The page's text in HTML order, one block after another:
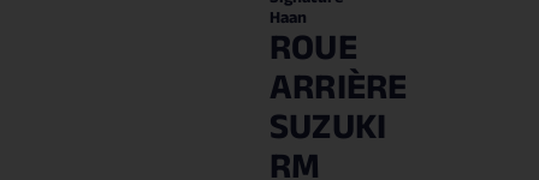
Haan
ROUE
ARRIÈRE
SUZUKI
RM